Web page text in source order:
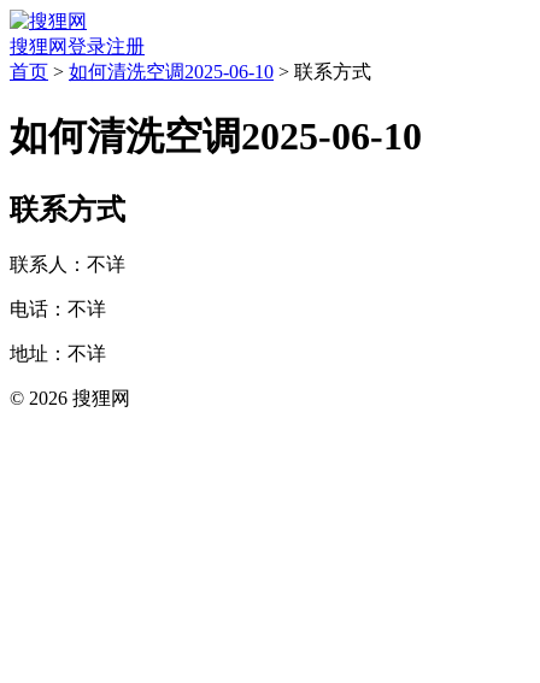
搜狸网登录注册
首页 > 如何清洗空调2025-06-10 > 联系方式
如何清洗空调2025-06-10
联系方式
联系人：不详
电话：不详
地址：不详
© 2026 搜狸网